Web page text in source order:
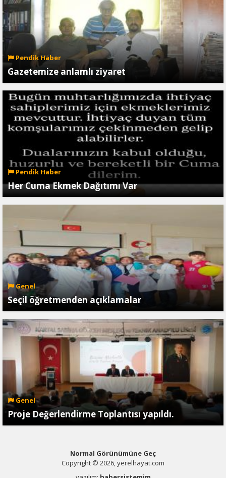
Pendik Haber
Gazetemize anlamlı ziyaret
Pendik Haber
Her Cuma Ekmek Dağıtımı Var
Genel
Seçil öğretmenden açıklamalar
Genel
Proje Değerlendirme Toplantısı yapıldı.
Normal Görünümüne Geç
Copyright © 2026, yerelhayat.com